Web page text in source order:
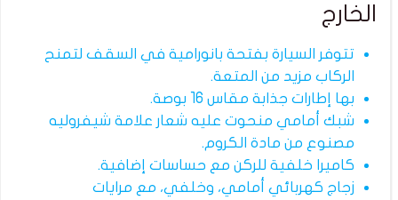
الخارج
تتوفر السيارة بفتحة بانورامية في السقف لتمنح
الركاب مزيد من المتعة.
بها إطارات جذابة مقاس 16 بوصة.
شبك أمامي منحوت عليه شعار علامة شيفروليه
مصنوع من مادة الكروم.
كاميرا خلفية للركن مع حساسات إضافية.
زجاج كهربائي أمامي، وخلفي، مع مرايات